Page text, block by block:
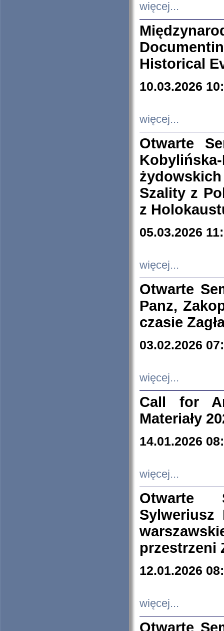
więcej...
Historical
10.03.2026
więcej...
Otwarte
Szality z
z
05.03.2026
więcej...
Otwarte
Panz,
czasie
03.02.2026
więcej...
Call for
Materiały
14.01.2026
więcej...
Otwarte
Sylweriusz
przestrzeni
12.01.2026
więcej...
Otwarte